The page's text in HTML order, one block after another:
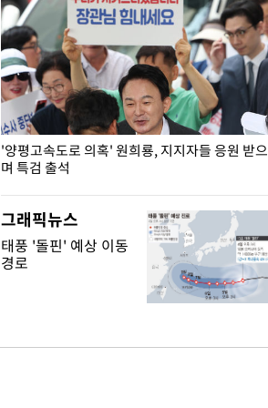
'양평고속도로 의혹' 원희룡, 지지자들 응원 받으
며 특검 출석
그래픽뉴스
태풍 '돌핀' 예상 이동
경로